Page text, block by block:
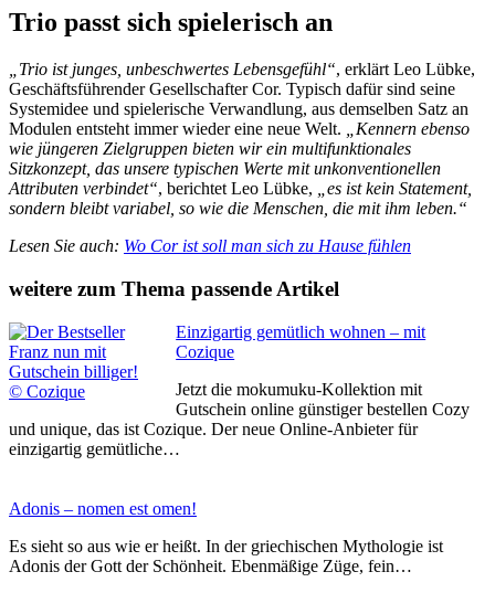
Trio passt sich spielerisch an
„Trio ist junges, unbeschwertes Lebensgefühl“, erklärt Leo Lübke,
Geschäftsführender Gesellschafter Cor. Typisch dafür sind seine
Systemidee und spielerische Verwandlung, aus demselben Satz an
Modulen entsteht immer wieder eine neue Welt.
„Kennern ebenso
wie jüngeren Zielgruppen bieten wir ein multifunktionales
Sitzkonzept, das unsere typischen Werte mit unkonventionellen
Attributen verbindet“, berichtet Leo Lübke,
„es ist kein Statement,
sondern bleibt variabel, so wie die Menschen, die mit ihm leben.“
Lesen Sie auch: Wo Cor ist soll man sich zu Hause fühlen
weitere zum Thema passende Artikel
Einzigartig gemütlich wohnen – mit
Cozique
Jetzt die mokumuku-Kollektion mit
Gutschein online günstiger bestellen Cozy
und unique, das ist Cozique. Der neue Online-Anbieter für
einzigartig gemütliche…
Adonis – nomen est omen!
Es sieht so aus wie er heißt. In der griechischen Mythologie ist
Adonis der Gott der Schönheit. Ebenmäßige Züge, fein…